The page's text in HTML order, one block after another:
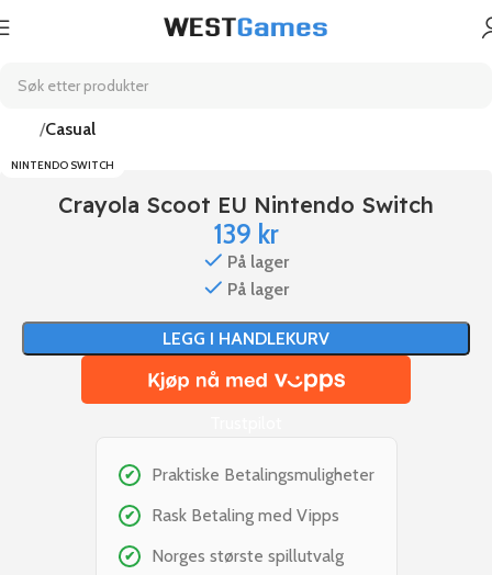
Casual
NINTENDO SWITCH
Crayola Scoot EU Nintendo Switch
139 kr
På lager
På lager
LEGG I HANDLEKURV
✔ Praktiske Betalingsmuligheter
✔ Rask Betaling med Vipps
✔ Norges største spillutvalg